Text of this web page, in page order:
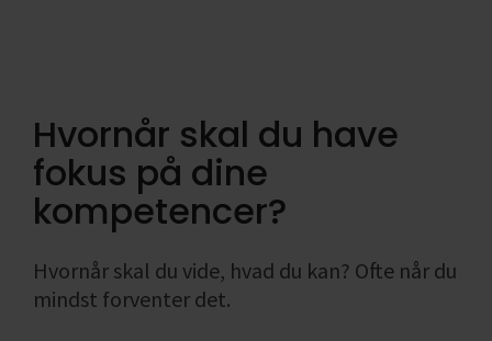
Gå i dialog med arbejdsgiverne
Når du har fundet frem til nogle
stillingstyper, som du kan se dig selv i og
samtidig fået afdækket, hvad der skal til for
Hvornår skal du have
fokus på dine
kompetencer?
Hvornår skal du vide, hvad du kan? Ofte når du
mindst forventer det.